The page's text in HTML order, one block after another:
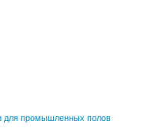
для промышленных полов